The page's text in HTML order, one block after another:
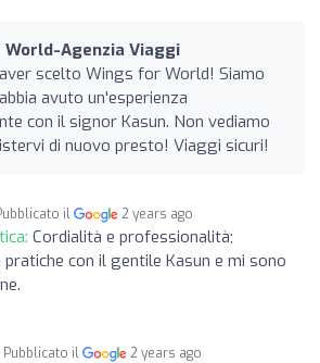
Agenzia Viaggi
scelto Wings for World! Siamo
avuto un'esperienza
con il signor Kasun. Non vediamo
di nuovo presto! Viaggi sicuri!
il 2 years ago
Cordialità e professionalità;
con il gentile Kasun e mi sono
Pubblicato il 2 years ago